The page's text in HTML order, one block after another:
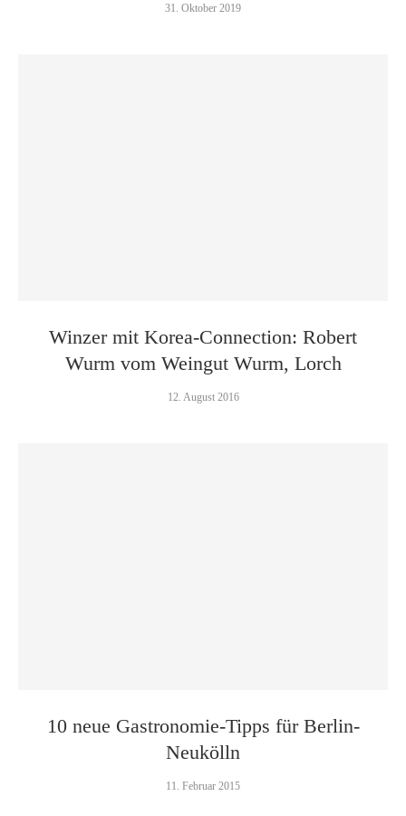
31. Oktober 2019
Winzer mit Korea-Connection: Robert
Wurm vom Weingut Wurm, Lorch
12. August 2016
10 neue Gastronomie-Tipps für Berlin-
Neukölln
11. Februar 2015